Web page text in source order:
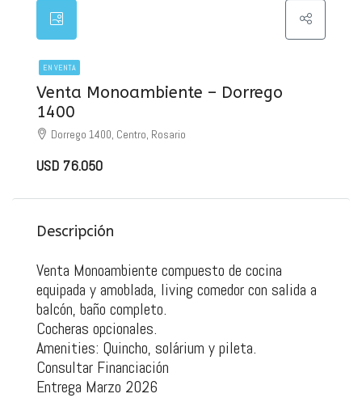
EN VENTA
Venta Monoambiente – Dorrego
1400
Dorrego 1400, Centro, Rosario
USD 76.050
Descripción
Venta Monoambiente compuesto de cocina
equipada y amoblada, living comedor con salida a
balcón, baño completo.
Cocheras opcionales.
Amenities: Quincho, solárium y pileta.
Consultar Financiación
Entrega Marzo 2026